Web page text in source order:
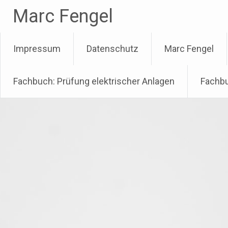
Inhalt
springen
Marc Fengel
Impressum Datenschutz Marc Fengel
Fachbuch: Prüfung elektrischer Anlagen